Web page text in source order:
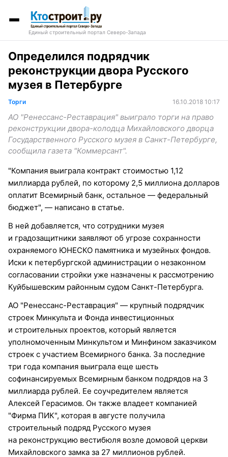
Единый строительный портал Северо-Запада
Определился подрядчик
реконструкции двора Русского
музея в Петербурге
Торги 16.10.2018 10:17
АО "Ренессанс-Реставрация" выиграло торги на право
реконструкции двора-колодца Михайловского дворца
Государственного Русского музея в Санкт-Петербурге,
сообщила газета "Коммерсант".
"Компания выиграла контракт стоимостью 1,12
миллиарда рублей, по которому 2,5 миллиона долларов
оплатит Всемирный банк, остальное — федеральный
бюджет", — написано в статье.
В ней добавляется, что сотрудники музея
и градозащитники заявляют об угрозе сохранности
охраняемого ЮНЕСКО памятника и музейных фондов.
Иски к петербургской администрации о незаконном
согласовании стройки уже назначены к рассмотрению
Куйбышевским районным судом Санкт-Петербурга.
АО "Ренессанс-Реставрация" — крупный подрядчик
строек Минкульта и Фонда инвестиционных
и строительных проектов, который является
уполномоченным Минкультом и Минфином заказчиком
строек с участием Всемирного банка. За последние
три года компания выиграла еще шесть
софинансируемых Всемирным банком подрядов на 3
миллиарда рублей. Ее соучредителем является
Алексей Герасимов. Он также владеет компанией
"Фирма ПИК", которая в августе получила
строительный подряд Русского музея
на реконструкцию вестибюля возле домовой церкви
Михайловского замка за 27 миллионов рублей.